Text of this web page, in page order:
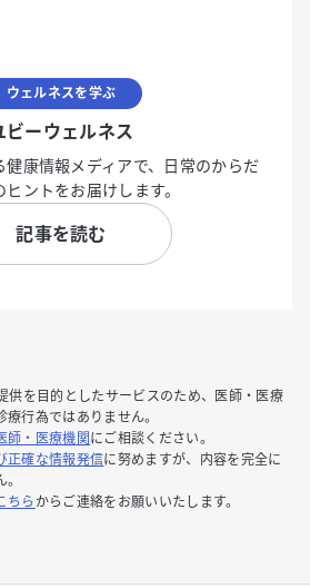
ウェルネスを学ぶ
ビーウェルネス
康情報メディアで、日常のからだ
ントをお届けします。
記事を読む
供を目的としたサービスのため、医師・医療
行為ではありません。
師・医療機関にご相談ください。
正確な情報発信に努めますが、内容を完全に
ちら からご連絡をお願いいたします。